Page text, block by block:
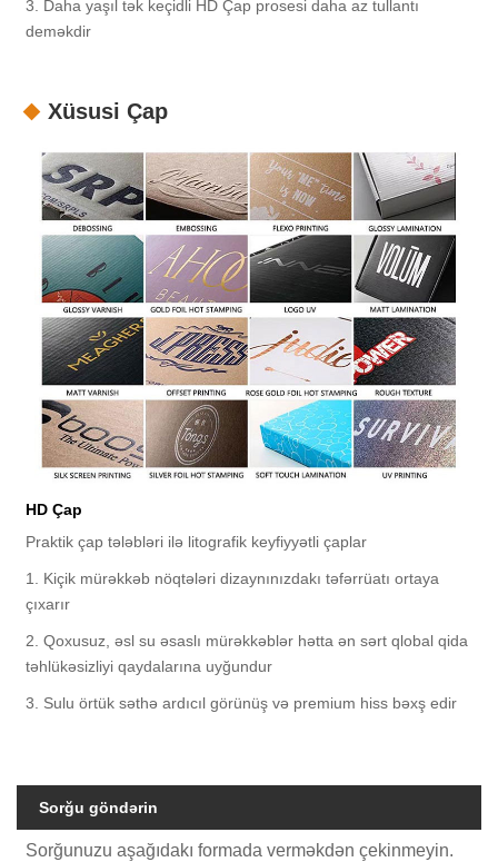
3. Daha yaşıl tək keçidli HD Çap prosesi daha az tullantı
deməkdir
Xüsusi Çap
HD Çap
Praktik çap tələbləri ilə litografik keyfiyyətli çaplar
1. Kiçik mürəkkəb nöqtələri dizaynınızdakı təfərrüatı ortaya
çıxarır
2. Qoxusuz, əsl su əsaslı mürəkkəblər hətta ən sərt qlobal qida
təhlükəsizliyi qaydalarına uyğundur
3. Sulu örtük səthə ardıcıl görünüş və premium hiss bəxş edir
Sorğu göndərin
Sorğunuzu aşağıdakı formada verməkdən çekinmeyin.